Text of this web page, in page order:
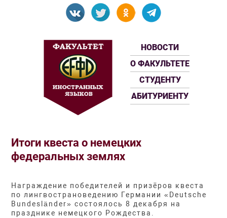
НОВОСТИ
О ФАКУЛЬТЕТЕ
СТУДЕНТУ
АБИТУРИЕНТУ
Итоги квеста о немецких
федеральных землях
Награждение победителей и призёров квеста
по лингвострановедению Германии «Deutsche
Bundesländer» состоялось 8 декабря на
празднике немецкого Рождества.